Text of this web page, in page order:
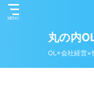
丸の内
OL×会社経営×